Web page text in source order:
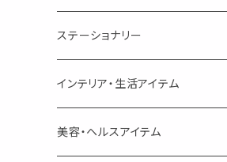
箱入りアソート
プチギフト
精油用ボトル
ポンプ式ボトル
リップ容器
美人さんのハーブティー
シングル
ブレンド
クラフト器材・道具
キャリアオイル・ワックス
道具
お香・サシェ・キャンドル
線香
ディフューザー
ステーショナリー
デザインクリップ
記号（ハート,星,etc）
ページオープナー・ワイドクリップ
インテリア・生活アイテム
オブジェ
美容・ヘルスアイテム